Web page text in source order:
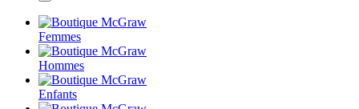
Femmes
Hommes
Enfants